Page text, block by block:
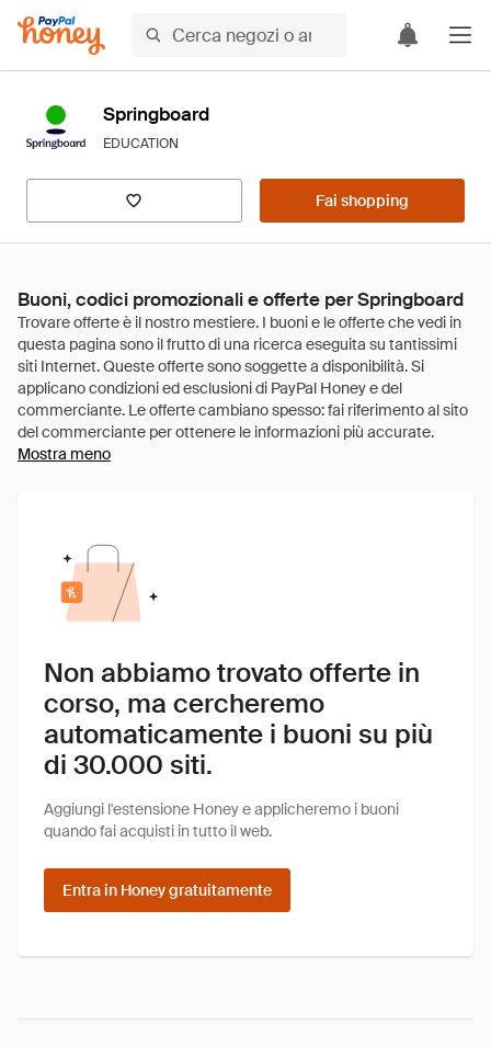
Springboard
EDUCATION
Fai shopping
Buoni, codici promozionali e offerte per Springboard
Mostra meno
Non abbiamo trovato offerte in
corso, ma cercheremo
automaticamente i buoni su più
di 30.000 siti.
Aggiungi l'estensione Honey e applicheremo i buoni
quando fai acquisti in tutto il web.
Entra in Honey gratuitamente